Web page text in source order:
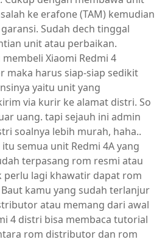
ke erafone (TAM) kemudian
Sudah dech tinggal
unit atau perbaikan.
Xiaomi Redmi 4
maka harus siap-siap sedikit
yaitu unit yang
via kurir ke alamat distri. So
uang. tapi sejauh ini admin
soalnya lebih murah, haha..
semua unit Redmi 4A yang
terpasang rom resmi atau
perlu lagi khawatir dapat rom
kamu yang sudah terlanjur
atau memang dari awal
4 distri bisa membaca tutorial
rom distributor dan rom